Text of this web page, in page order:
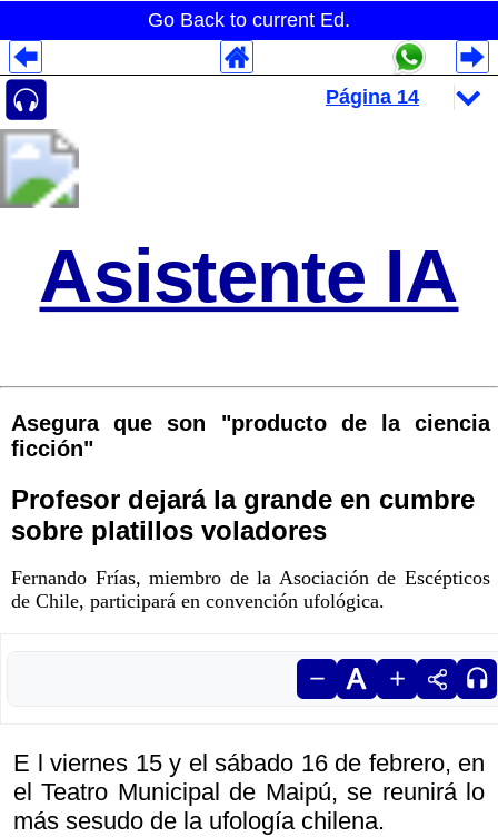
Go Back to current Ed.
Asistente IA
Asegura que son "producto de la ciencia
ficción"
Profesor dejará la grande en cumbre
sobre platillos voladores
Fernando Frías, miembro de la Asociación de Escépticos
de Chile, participará en convención ufológica.
E l viernes 15 y el sábado 16 de febrero, en
el Teatro Municipal de Maipú, se reunirá lo
más sesudo de la ufología chilena.
Despliegues Analytics
Despliegues Totales
Despliegues por Rubros